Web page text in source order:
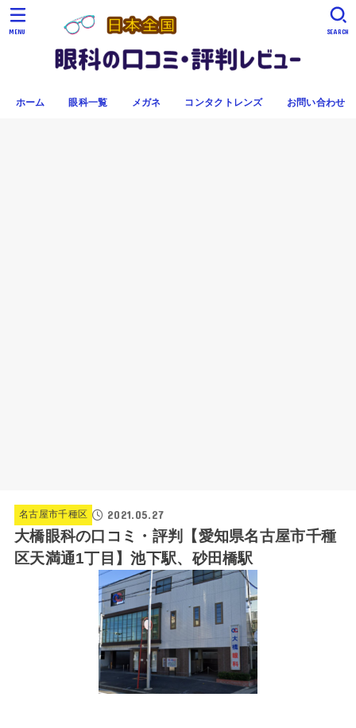
ホーム 眼科一覧 メガネ コンタクトレンズ お問い合わせ
SEARCH
MENU
名古屋市千種区 2021.05.27
大橋眼科の口コミ・評判【愛知県名古屋市千種
区天満通1丁目】池下駅、砂田橋駅